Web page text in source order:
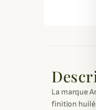
La marque
finition